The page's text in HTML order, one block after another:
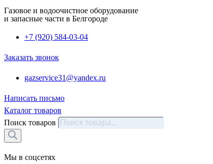
Газовое и водоочистное оборудование
и запасные части в Белгороде
+7 (920) 584-03-04
Заказать звонок
gazservice31@yandex.ru
Написать письмо
Каталог товаров
Поиск товаров
Мы в соцсетях